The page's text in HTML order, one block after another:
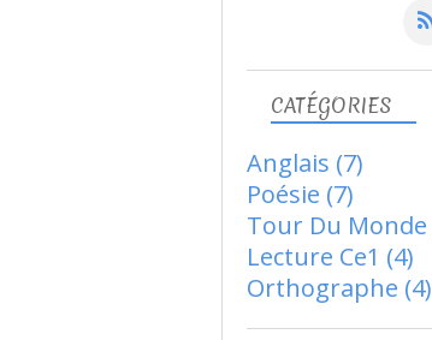
CATÉGORIES
Anglais (7)
Poésie (7)
Tour Du Monde
Lecture Ce1 (4)
Orthographe (4)